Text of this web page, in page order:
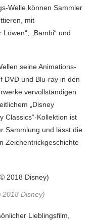
Welle können Sammler
mit
„Bambi“ und
seine Animations-
DVD und Blu-ray in den
vervollständigen
„Disney
Classics“-Kollektion ist
Sammlung und lässt die
Zeichentrick­geschichte
Disney)
Lieblingsfilm,